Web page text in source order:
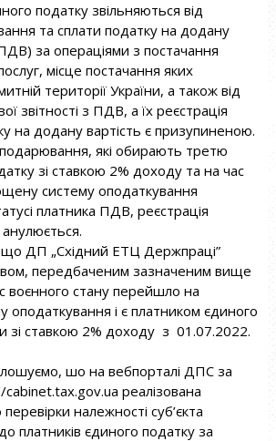
податку звільняються від
та сплати податку на додану
за операціями з постачання
місце постачання яких
території України, а також від
звітності з ПДВ, а їх реєстрація
на додану вартість є призупиненою.
які обирають третю
зі ставкою 2% доходу та на час
систему оподаткування
платника ПДВ, реєстрація
що ДП „Східний ЕТЦ Держпраці”
передбаченим зазначеним вище
воєнного стану перейшло на
оподаткування і є платником єдиного
зі ставкою 2% доходу з 01.07.2022.
шо на вебпорталі ДПС за
реалізована
належності суб’єкта
платників єдиного податку за